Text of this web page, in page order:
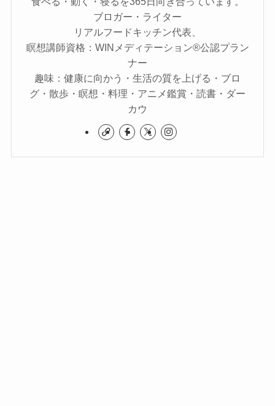
ブロガー・ライター
リアルフードキッチン代表、
瞑想講師資格：WINメディテーション®公認プラン
ナー
趣味：健康に向かう・生活の質を上げる・ブロ
グ・散歩・瞑想・料理・アニメ鑑賞・読書・ダー
カウ